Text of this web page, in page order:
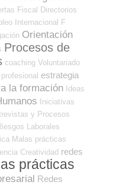
Fiscal
Directorios
Internacional
F
Orientación
Procesos de
coaching Voluntariado
estrategia
la formación
Ideas
Iniciativas
y Procesos
Laborales
Malas prácticas
Creatividad redes
prácticas
Redes